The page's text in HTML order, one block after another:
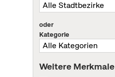
oder
Kategorie
Weitere Merkmale